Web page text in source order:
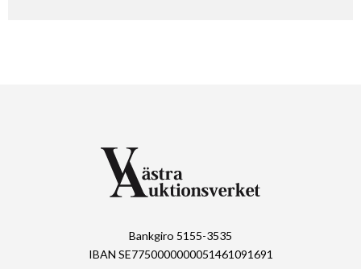
Bankgiro 5155-3535
IBAN SE7750000000051461091691